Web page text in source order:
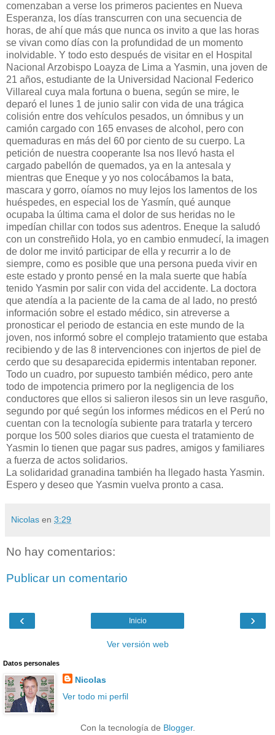
comenzaban a verse los primeros pacientes en Nueva
Esperanza, los días transcurren con una secuencia de
horas, de ahí que más que nunca os invito a que las horas
se vivan como días con la profundidad de un momento
inolvidable. Y todo esto después de visitar en el Hospital
Nacional Arzobispo Loayza de Lima a Yasmin, una joven de
21 años, estudiante de la Universidad Nacional Federico
Villareal cuya mala fortuna o buena, según se mire, le
deparó el lunes 1 de junio salir con vida de una trágica
colisión entre dos vehículos pesados, un ómnibus y un
camión cargado con 165 envases de alcohol, pero con
quemaduras en más del 60 por ciento de su cuerpo. La
petición de nuestra cooperante Isa nos llevó hasta el
cargado pabellón de quemados, ya en la antesala y
mientras que Eneque y yo nos colocábamos la bata,
mascara y gorro, oíamos no muy lejos los lamentos de los
huéspedes, en especial los de Yasmín, qué aunque
ocupaba la última cama el dolor de sus heridas no le
impedían chillar con todos sus adentros. Eneque la saludó
con un constreñido Hola, yo en cambio enmudecí, la imagen
de dolor me invitó participar de ella y recurrir a lo de
siempre, como es posible que una persona pueda vivir en
este estado y pronto pensé en la mala suerte que había
tenido Yasmin por salir con vida del accidente. La doctora
que atendía a la paciente de la cama de al lado, no prestó
información sobre el estado médico, sin atreverse a
pronosticar el periodo de estancia en este mundo de la
joven, nos informó sobre el complejo tratamiento que estaba
recibiendo y de las 8 intervenciones con injertos de piel de
cerdo que su desaparecida epidermis intentaban reponer.
Todo un cuadro, por supuesto también médico, pero ante
todo de impotencia primero por la negligencia de los
conductores que ellos si salieron ilesos sin un leve rasguño,
segundo por qué según los informes médicos en el Perú no
cuentan con la tecnología subiente para tratarla y tercero
porque los 500 soles diarios que cuesta el tratamiento de
Yasmin lo tienen que pagar sus padres, amigos y familiares
a fuerza de actos solidarios.
La solidaridad granadina también ha llegado hasta Yasmin.
Espero y deseo que Yasmin vuelva pronto a casa.
Nicolas en 3:29
No hay comentarios:
Publicar un comentario
‹ ›
Inicio
Ver versión web
Datos personales
Nicolas
Ver todo mi perfil
Con la tecnología de Blogger.